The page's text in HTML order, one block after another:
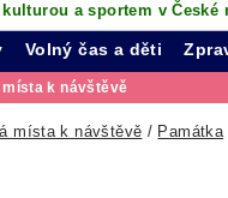
a sportem v České
místa k návštěvě
Volný čas a děti
místa k návštěvě / Památka